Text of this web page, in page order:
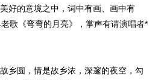
好的意境之中，词中有画、画中有
歌《弯弯的月亮》，掌声有请演唱者*
故乡圆，情是故乡浓，深邃的夜空，勾